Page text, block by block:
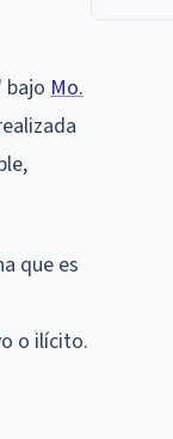
bajo Mo.
que es
o ilícito.